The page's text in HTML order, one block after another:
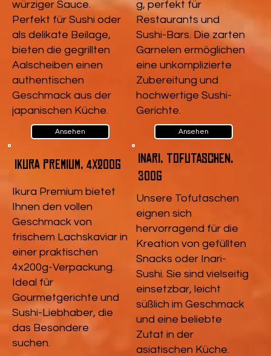
würziger Sauce.
Perfekt für Sushi oder
als delikate Beilage,
bieten die gegrillten
Aalscheiben einen
authentischen
Geschmack aus der
japanischen Küche.
Ansehen
g, perfekt für
Restaurants und
Sushi-Bars. Die zarten
Garnelen ermöglichen
eine unkomplizierte
Zubereitung und
hochwertige Sushi-
Gerichte.
Ansehen
Ikura Premium, 4x200g
Ikura Premium bietet
Ihnen den vollen
Geschmack von
frischem Lachskaviar in
einer praktischen
4x200g-Verpackung.
Ideal für
Gourmetgerichte und
Sushi-Liebhaber, die
das Besondere
suchen.
Inari, Tofutaschen,
300g
Unsere Tofutaschen
eignen sich
hervorragend für die
Kreation von gefüllten
Snacks oder Inari-
Sushi. Sie sind vielseitig
einsetzbar, leicht
süßlich im Geschmack
und eine beliebte
Zutat in der
asiatischen Küche.